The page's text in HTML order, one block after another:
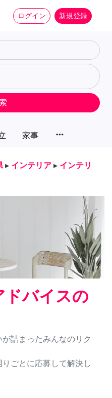
ログイン 新規登録
家事 more_horiz
▸ インテリア ▸ インテリ
ドバイスの
詰まったみんなのリク
ごとに応募して解決し